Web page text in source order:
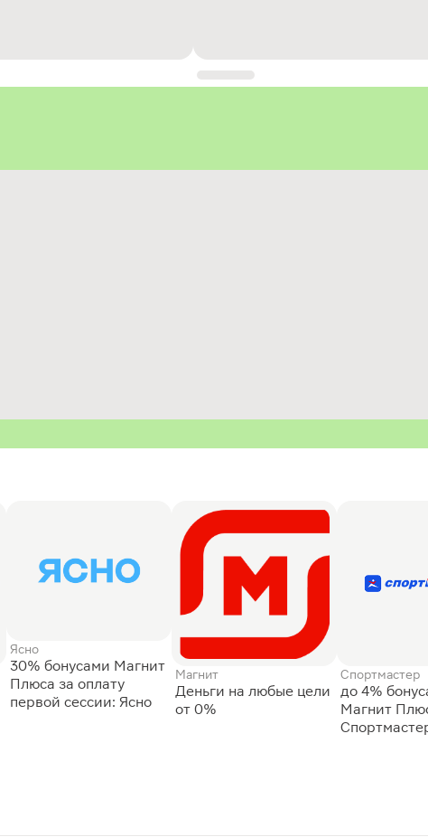
Ясно
30% бонусами Магнит
Плюса за оплату
первой сессии: Ясно
Магнит
Деньги на любые цели
от 0%
Спортмастер
до 4%
Магнит